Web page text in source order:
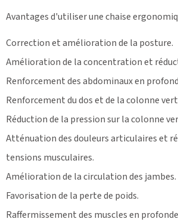
Avantages d'utiliser une chaise
Correction et amélioration de la posture.
Amélioration de la concentration et
Renforcement des abdominaux en
Renforcement du dos et de la colonne
Réduction de la pression sur la colonne
Atténuation des douleurs articulaires et
tensions musculaires.
Amélioration de la circulation des jambes.
Favorisation de la perte de poids.
Raffermissement des muscles en